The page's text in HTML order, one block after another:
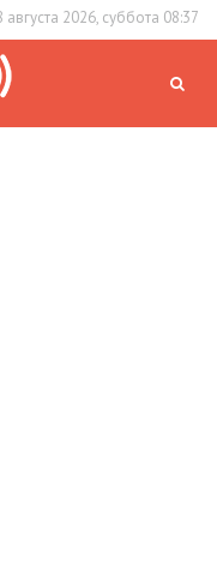
августа 2026, суббота 08:37